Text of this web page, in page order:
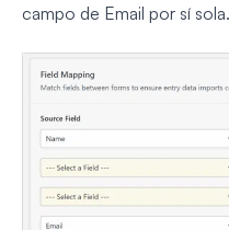
campo de Email por sí sola.